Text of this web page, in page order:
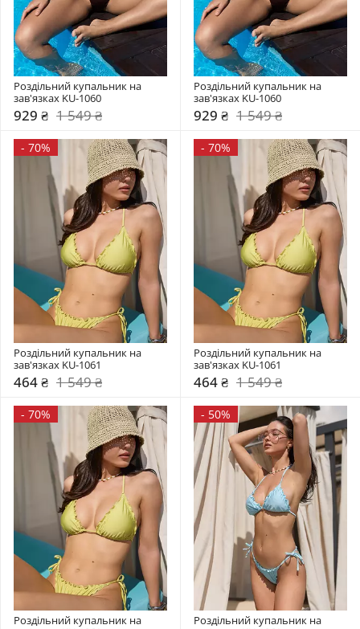
Роздільний купальник на
зав'язках KU-1060
929 ₴ 1 549 ₴
Роздільний купальник на
зав'язках KU-1060
929 ₴ 1 549 ₴
- 70%
Роздільний купальник на
зав'язках KU-1061
464 ₴ 1 549 ₴
- 70%
Роздільний купальник на
зав'язках KU-1061
464 ₴ 1 549 ₴
- 70%
Роздільний купальник на
- 50%
Роздільний купальник на